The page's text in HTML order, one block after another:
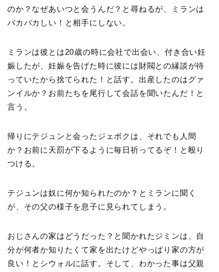
のか？なぜあいつと会うんだ？と尋ねるが、ミランは
バカバカしい！と相手にしない。
ミランは彼とは20歳の時に会社で出会い、付き合い妊
娠したが、妊娠を告げた時に彼には財閥との縁談が待
っていたから捨てられた！と話す。出産したのはグァ
ンイルか？お前たちを尾行して会話を聞いたんだ！と
言う。
帰りにテジュンと会ったジェボクは、それでも人間
か？お前に天罰が下るように毎日祈ってるぞ！と殴り
つける。
テジュンは奴に何か知られたのか？とミランに聞く
が、その父の様子を息子に見られてしまう。
おじさんの家はどうだった？と聞かれたジミンは、自
分が何者か知りたくて家を出たけどやっぱり家の方が
良い！とシウォルに話す。そして、わかった事は父親